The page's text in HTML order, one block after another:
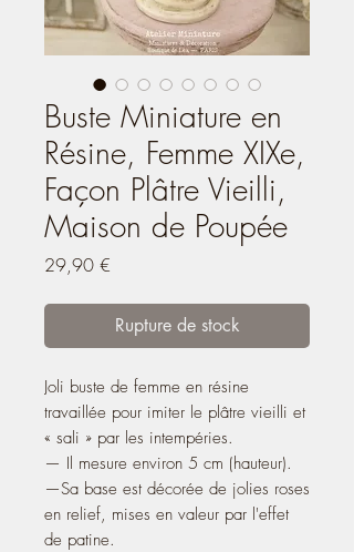
Buste Miniature en
Résine, Femme XIXe,
Façon Plâtre Vieilli,
Maison de Poupée
29,90 €
Rupture de stock
Joli buste de femme en résine
travaillée pour imiter le plâtre vieilli et
« sali » par les intempéries.
— Il mesure environ 5 cm (hauteur).
—Sa base est décorée de jolies roses
en relief, mises en valeur par l'effet
de patine.